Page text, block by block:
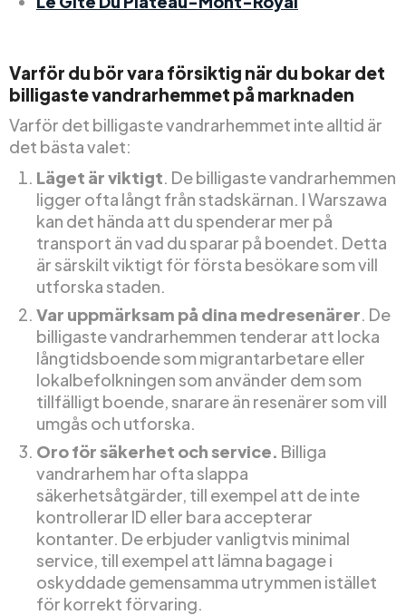
Varför du bör vara försiktig när du bokar det
billigaste vandrarhemmet på marknaden
Varför det billigaste vandrarhemmet inte alltid är
det bästa valet:
Läget är viktigt. De billigaste vandrarhemmen
ligger ofta långt från stadskärnan. I Warszawa
kan det hända att du spenderar mer på
transport än vad du sparar på boendet. Detta
är särskilt viktigt för första besökare som vill
utforska staden.
Var uppmärksam på dina medresenärer. De
billigaste vandrarhemmen tenderar att locka
långtidsboende som migrantarbetare eller
lokalbefolkningen som använder dem som
tillfälligt boende, snarare än resenärer som vill
umgås och utforska.
Oro för säkerhet och service. Billiga
vandrarhem har ofta slappa
säkerhetsåtgärder, till exempel att de inte
kontrollerar ID eller bara accepterar
kontanter. De erbjuder vanligtvis minimal
service, till exempel att lämna bagage i
oskyddade gemensamma utrymmen istället
för korrekt förvaring.